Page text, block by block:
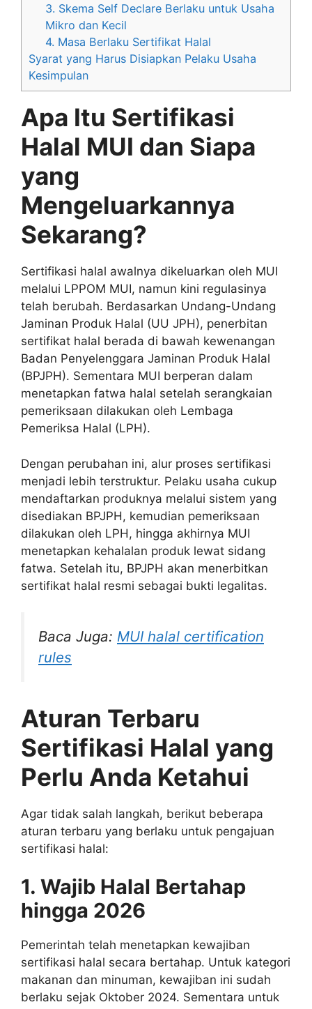
3. Skema Self Declare Berlaku untuk Usaha
Mikro dan Kecil
4. Masa Berlaku Sertifikat Halal
Syarat yang Harus Disiapkan Pelaku Usaha
Kesimpulan
Apa Itu Sertifikasi
Halal MUI dan Siapa
yang
Mengeluarkannya
Sekarang?
Sertifikasi halal awalnya dikeluarkan oleh MUI
melalui LPPOM MUI, namun kini regulasinya
telah berubah. Berdasarkan Undang-Undang
Jaminan Produk Halal (UU JPH), penerbitan
sertifikat halal berada di bawah kewenangan
Badan Penyelenggara Jaminan Produk Halal
(BPJPH). Sementara MUI berperan dalam
menetapkan fatwa halal setelah serangkaian
pemeriksaan dilakukan oleh Lembaga
Pemeriksa Halal (LPH).
Dengan perubahan ini, alur proses sertifikasi
menjadi lebih terstruktur. Pelaku usaha cukup
mendaftarkan produknya melalui sistem yang
disediakan BPJPH, kemudian pemeriksaan
dilakukan oleh LPH, hingga akhirnya MUI
menetapkan kehalalan produk lewat sidang
fatwa. Setelah itu, BPJPH akan menerbitkan
sertifikat halal resmi sebagai bukti legalitas.
Baca Juga: MUI halal certification
rules
Aturan Terbaru
Sertifikasi Halal yang
Perlu Anda Ketahui
Agar tidak salah langkah, berikut beberapa
aturan terbaru yang berlaku untuk pengajuan
sertifikasi halal:
1. Wajib Halal Bertahap
hingga 2026
Pemerintah telah menetapkan kewajiban
sertifikasi halal secara bertahap. Untuk kategori
makanan dan minuman, kewajiban ini sudah
berlaku sejak Oktober 2024. Sementara untuk